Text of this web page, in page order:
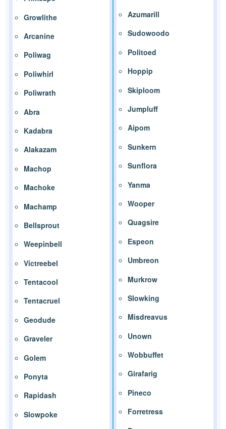
Growlithe
Arcanine
Poliwag
Poliwhirl
Poliwrath
Abra
Kadabra
Alakazam
Machop
Machoke
Machamp
Bellsprout
Weepinbell
Victreebel
Tentacool
Tentacruel
Geodude
Graveler
Golem
Ponyta
Rapidash
Slowpoke
Azumarill
Sudowoodo
Politoed
Hoppip
Skiploom
Jumpluff
Aipom
Sunkern
Sunflora
Yanma
Wooper
Quagsire
Espeon
Umbreon
Murkrow
Slowking
Misdreavus
Unown
Wobbuffet
Girafarig
Pineco
Forretress